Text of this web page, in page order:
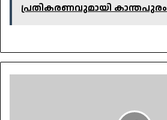
പ്രതികരണവുമായി കാന്തപുരം